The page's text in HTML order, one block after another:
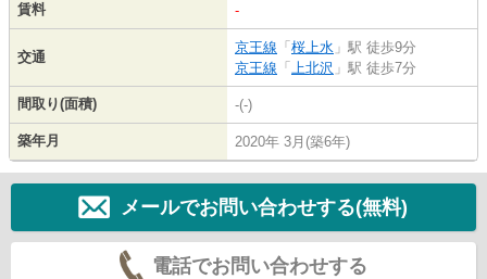
賃料 -
交通
京王線 「 桜上水 」駅 徒歩9分
京王線 「 上北沢 」駅 徒歩7分
間取り(面積) -(-)
築年月 2020年 3月(築6年)
メールでお問い合わせする(無料)
電話でお問い合わせする